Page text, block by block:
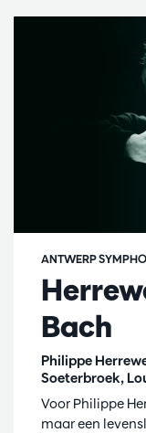
Bach
Philippe
Soeterbroek,
ANTWERP
Voor Philippe
maar een